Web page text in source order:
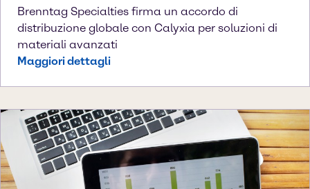
Brenntag Specialties firma un accordo di
distribuzione globale con Calyxia per soluzioni di
materiali avanzati
Maggiori dettagli